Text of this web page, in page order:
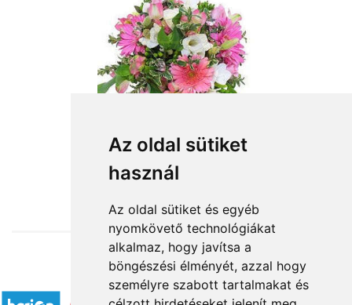
Az oldal sütiket
használ
Az oldal sütiket és egyéb
nyomkövető technológiákat
alkalmaz, hogy javítsa a
böngészési élményét, azzal hogy
személyre szabott tartalmakat és
from HUF20,600
Accepted payment methods